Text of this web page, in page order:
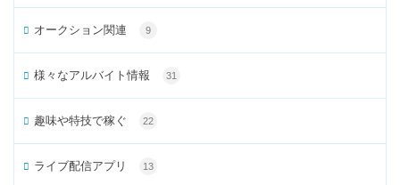
オークション関連 9
様々なアルバイト情報 31
趣味や特技で稼ぐ 22
ライブ配信アプリ 13